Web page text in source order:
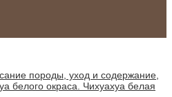
породы, уход и содержание,
белого окраса. Чихуахуа белая